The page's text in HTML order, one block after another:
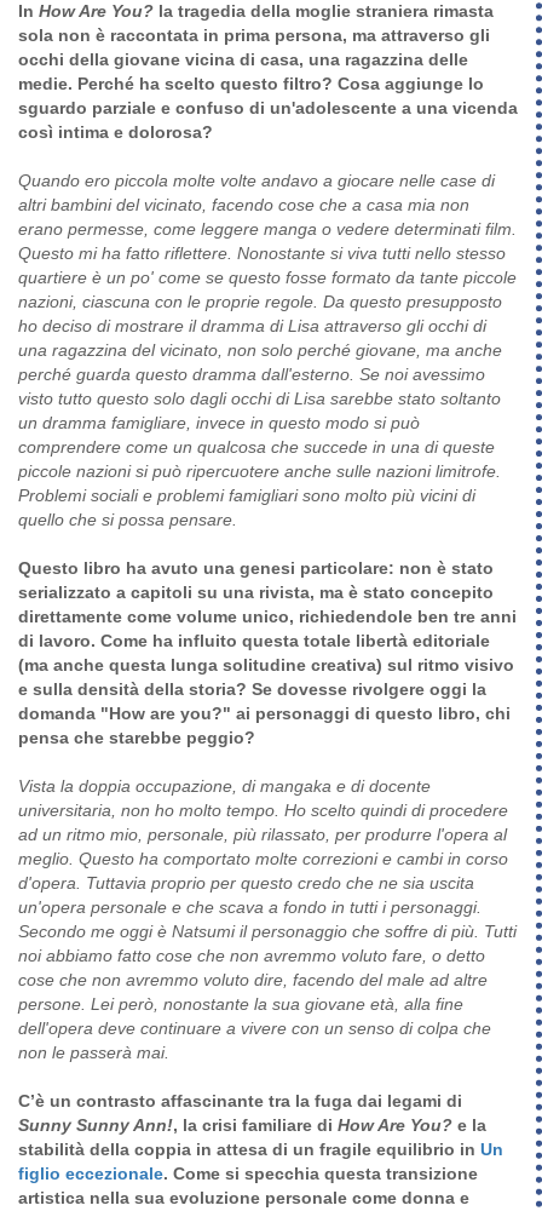
In How Are You? la tragedia della moglie straniera rimasta
sola non è raccontata in prima persona, ma attraverso gli
occhi della giovane vicina di casa, una ragazzina delle
medie. Perché ha scelto questo filtro? Cosa aggiunge lo
sguardo parziale e confuso di un'adolescente a una vicenda
così intima e dolorosa?
Quando ero piccola molte volte andavo a giocare nelle case di
altri bambini del vicinato, facendo cose che a casa mia non
erano permesse, come leggere manga o vedere determinati film.
Questo mi ha fatto riflettere. Nonostante si viva tutti nello stesso
quartiere è un po' come se questo fosse formato da tante piccole
nazioni, ciascuna con le proprie regole. Da questo presupposto
ho deciso di mostrare il dramma di Lisa attraverso gli occhi di
una ragazzina del vicinato, non solo perché giovane, ma anche
perché guarda questo dramma dall'esterno. Se noi avessimo
visto tutto questo solo dagli occhi di Lisa sarebbe stato soltanto
un dramma famigliare, invece in questo modo si può
comprendere come un qualcosa che succede in una di queste
piccole nazioni si può ripercuotere anche sulle nazioni limitrofe.
Problemi sociali e problemi famigliari sono molto più vicini di
quello che si possa pensare.
Questo libro ha avuto una genesi particolare: non è stato
serializzato a capitoli su una rivista, ma è stato concepito
direttamente come volume unico, richiedendole ben tre anni
di lavoro. Come ha influito questa totale libertà editoriale
(ma anche questa lunga solitudine creativa) sul ritmo visivo
e sulla densità della storia? Se dovesse rivolgere oggi la
domanda "How are you?" ai personaggi di questo libro, chi
pensa che starebbe peggio?
Vista la doppia occupazione, di mangaka e di docente
universitaria, non ho molto tempo. Ho scelto quindi di procedere
ad un ritmo mio, personale, più rilassato, per produrre l'opera al
meglio. Questo ha comportato molte correzioni e cambi in corso
d'opera. Tuttavia proprio per questo credo che ne sia uscita
un'opera personale e che scava a fondo in tutti i personaggi.
Secondo me oggi è Natsumi il personaggio che soffre di più. Tutti
noi abbiamo fatto cose che non avremmo voluto fare, o detto
cose che non avremmo voluto dire, facendo del male ad altre
persone. Lei però, nonostante la sua giovane età, alla fine
dell'opera deve continuare a vivere con un senso di colpa che
non le passerà mai.
C’è un contrasto affascinante tra la fuga dai legami di
Sunny Sunny Ann!, la crisi familiare di How Are You? e la
stabilità della coppia in attesa di un fragile equilibrio in Un
figlio eccezionale. Come si specchia questa transizione
artistica nella sua evoluzione personale come donna e